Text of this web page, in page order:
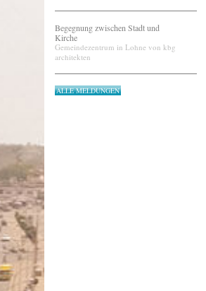
Begegnung zwischen Stadt und
Kirche
Gemeindezentrum in Lohne von kbg
architekten
ALLE MELDUNGEN